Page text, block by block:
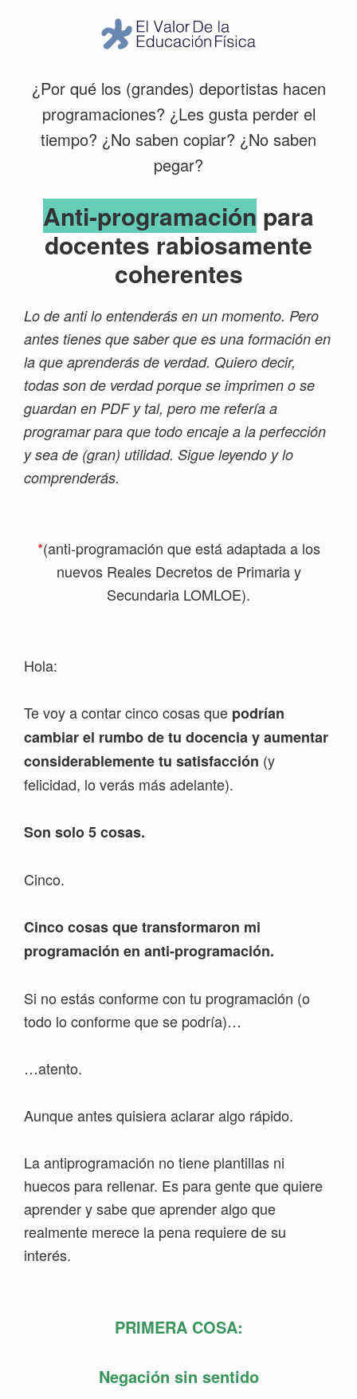
de
la
Educación
Física
¿Por qué los (grandes) deportistas hacen
programaciones? ¿Les gusta perder el
tiempo? ¿No saben copiar? ¿No saben
pegar?
Anti-programación para
docentes rabiosamente
coherentes
Lo de anti lo entenderás en un momento. Pero
antes tienes que saber que es una formación en
la que aprenderás de verdad. Quiero decir,
todas son de verdad porque se imprimen o se
guardan en PDF y tal, pero me refería a
programar para que todo encaje a la perfección
y sea de (gran) utilidad. Sigue leyendo y lo
comprenderás.
*(anti-programación que está adaptada a los
nuevos Reales Decretos de Primaria y
Secundaria LOMLOE).
Hola:
Te voy a contar cinco cosas que podrían
cambiar el rumbo de tu docencia y aumentar
considerablemente tu satisfacción (y
felicidad, lo verás más adelante).
Son solo 5 cosas.
Cinco.
Cinco cosas que transformaron mi
programación en anti-programación.
Si no estás conforme con tu programación (o
todo lo conforme que se podría)…
…atento.
Aunque antes quisiera aclarar algo rápido.
La antiprogramación no tiene plantillas ni
huecos para rellenar. Es para gente que quiere
aprender y sabe que aprender algo que
realmente merece la pena requiere de su
interés.
PRIMERA COSA:
Negación sin sentido